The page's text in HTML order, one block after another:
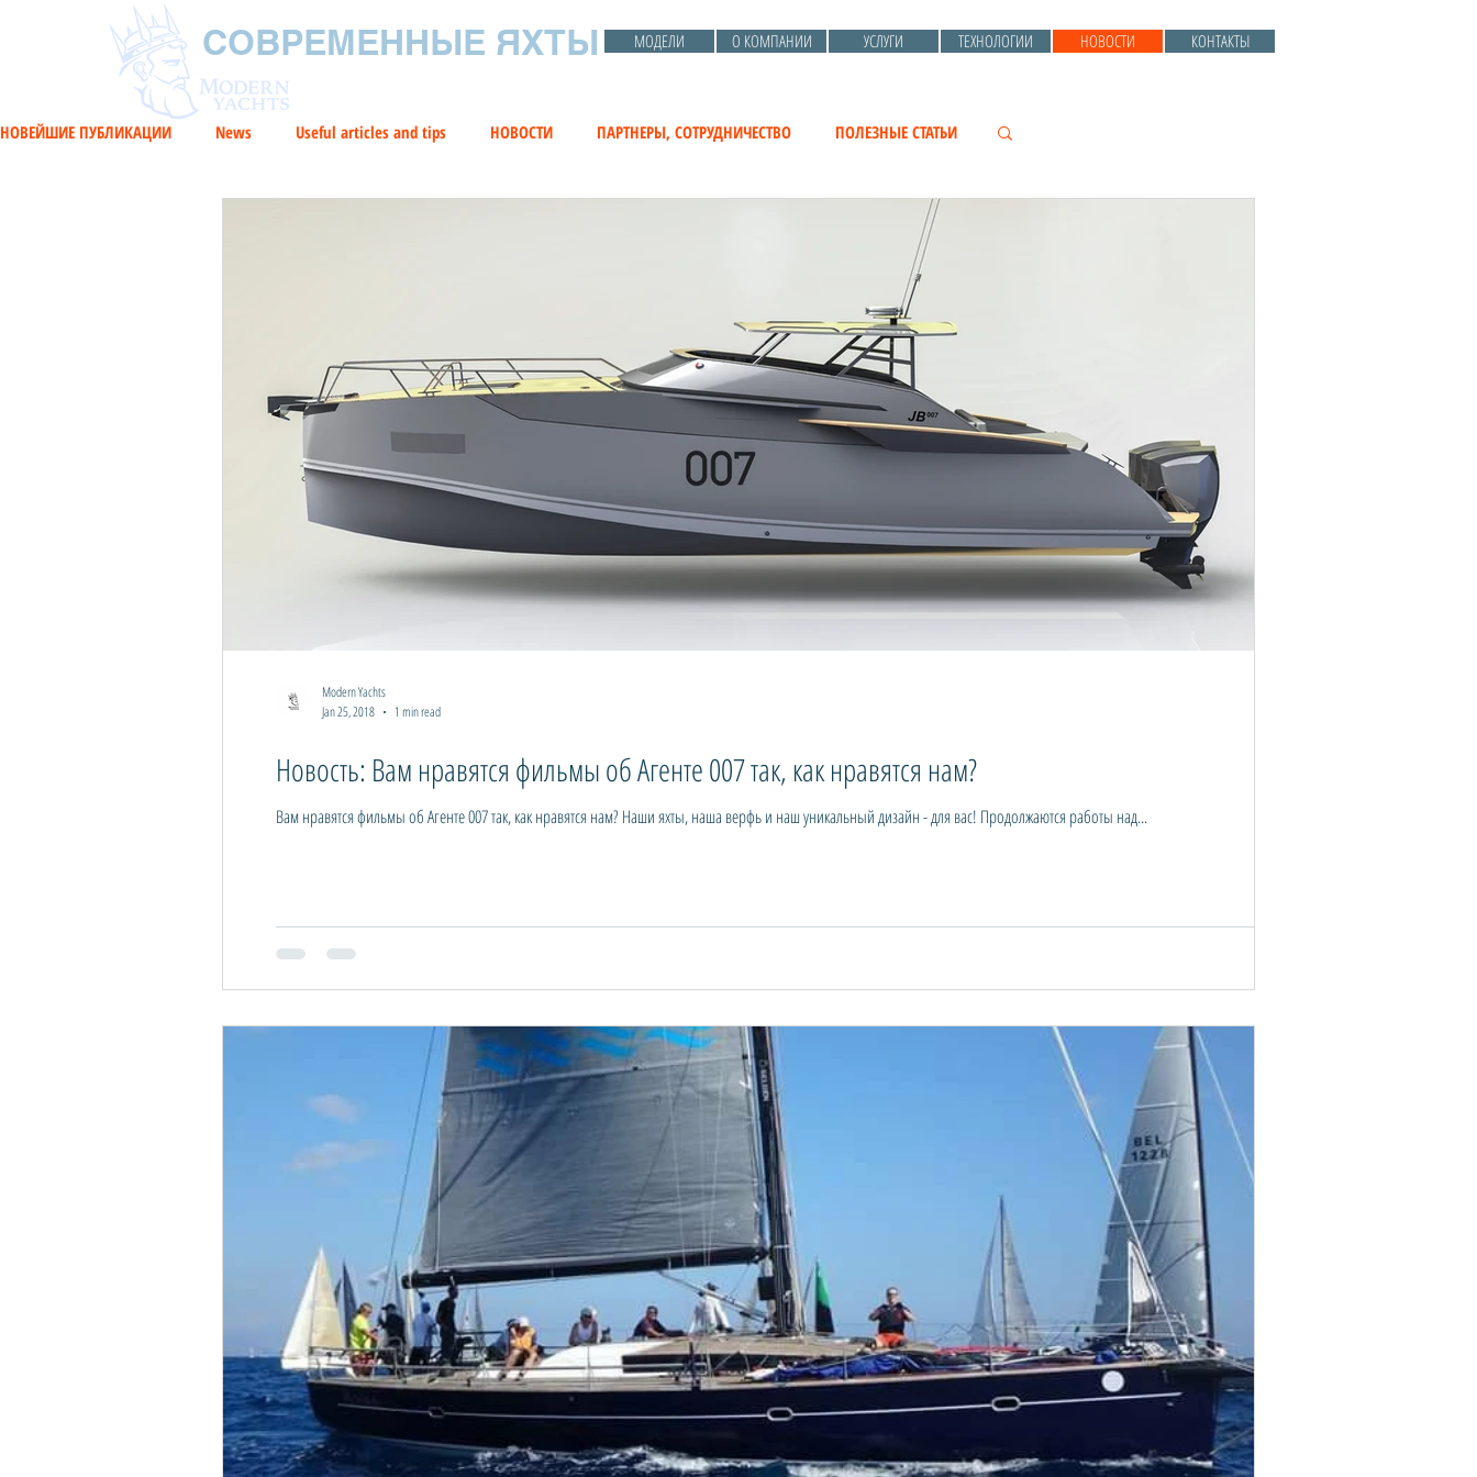
СОВРЕМЕННЫЕ ЯХТЫ МОДЕЛИ О КОМПАНИИ УСЛУГИ ТЕХНОЛОГИИ НОВОСТИ КОНТАКТЫ
НОВЕЙШИЕ ПУБЛИКАЦИИ News Useful articles and tips НОВОСТИ ПАРТНЕРЫ, СОТРУДНИЧЕСТВО ПОЛЕЗНЫЕ СТАТЬИ
Новость: Вам нравятся фильмы об Агенте 007 так, как нравятся нам?
Вам нравятся фильмы об Агенте 007 так, как нравятся нам? Наши яхты, наша верфь и наш уникальный дизайн - для вас! Продолжаются работы над...
Modern Yachts
Jan 25, 2018
1 min read